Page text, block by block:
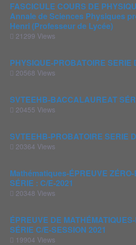
FASCICULE COURS DE
Annale de Sciences Physiques
Henri (Professeur de Lycée)
21299 Views
PHYSIQUE-PROBATOIRE SERIE
20568 Views
SVTEEHB-BACCALAUREAT
20455 Views
SVTEEHB-PROBATOIRE SERIE
20364 Views
Mathématiques-ÉPREUVE
SÉRIE : C/E-2021
20348 Views
ÉPREUVE DE
SÉRIE C/E-SESSION 2021
19904 Views